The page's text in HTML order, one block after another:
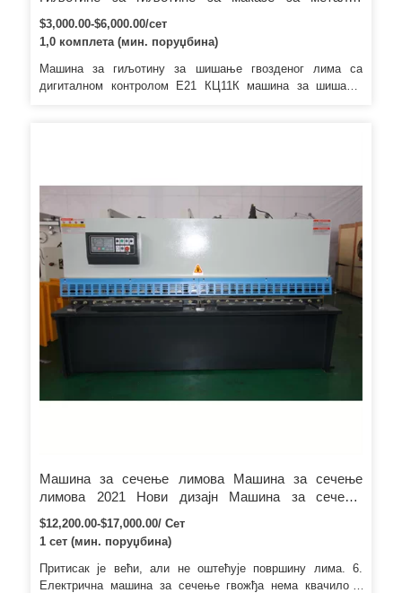
маказе Електрична механичка машина за сечење
са правим сечењем
$3,000.00-$6,000.00/сет
1,0 комплета (мин. поруџбина)
Машина за гиљотину за шишање гвозденог лима са
дигиталном контролом Е21 КЦ11К машина за шишање
Назив: Главни мотор Марка: Оригинал: Сиеменс, Немачка
Снажни мотор. Висококвалитетна машина за шишање
механичка цнц машина за шишање Аутоматска машина за
сечење лимова за сечење мреже Сервис након продаје *
Обука како да инсталирате машину, обука како да
користите машину.
Машина за сечење лимова Машина за сечење
лимова 2021 Нови дизајн Машина за сечење
челика Аутоматска машина за сечење гиљотине за
сечење челика
$12,200.00-$17,000.00/ Сет
1 сет (мин. поруџбина)
Притисак је већи, али не оштећује површину лима. 6.
Електрична машина за сечење гвожђа нема квачило и